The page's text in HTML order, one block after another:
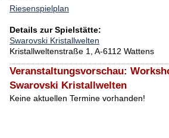
Riesenspielplan
Details zur Spielstätte:
Swarovski Kristallwelten
Kristallweltenstraße 1, A-6112 Wattens
Veranstaltungsvorschau:
Swarovski Kristallwelten
Keine aktuellen Termine vorhanden!